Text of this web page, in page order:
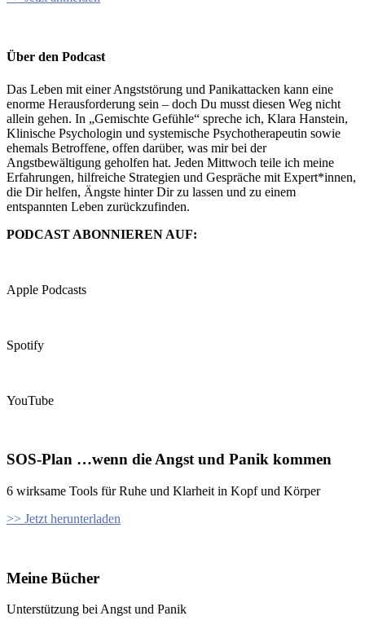
Über den Podcast
Das Leben mit einer Angststörung und Panikattacken kann eine
enorme Herausforderung sein – doch Du musst diesen Weg nicht
allein gehen. In „Gemischte Gefühle“ spreche ich, Klara Hanstein,
Klinische Psychologin und systemische Psychotherapeutin sowie
ehemals Betroffene, offen darüber, was mir bei der
Angstbewältigung geholfen hat. Jeden Mittwoch teile ich meine
Erfahrungen, hilfreiche Strategien und Gespräche mit Expert*innen,
die Dir helfen, Ängste hinter Dir zu lassen und zu einem
entspannten Leben zurückzufinden.
PODCAST ABONNIEREN AUF:
Apple Podcasts
Spotify
YouTube
SOS-Plan …wenn die Angst und Panik kommen
6 wirksame Tools für Ruhe und Klarheit in Kopf und Körper
>> Jetzt herunterladen
Meine Bücher
Unterstützung bei Angst und Panik